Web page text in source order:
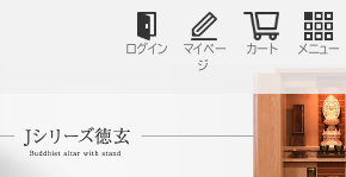
ログイン
マイペー
ジ
カート メニュー